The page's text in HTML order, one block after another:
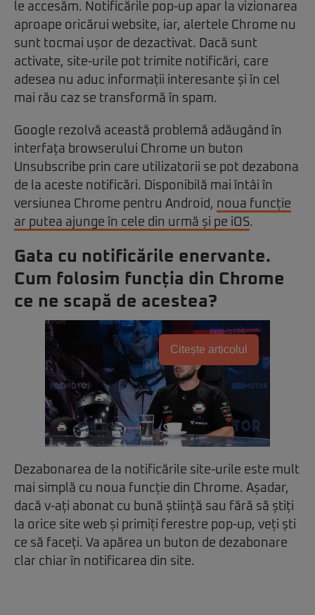
le accesăm. Notificările pop-up apar la vizionarea
aproape oricărui website, iar, alertele Chrome nu
sunt tocmai ușor de dezactivat. Dacă sunt
activate, site-urile pot trimite notificări, care
adesea nu aduc informații interesante și în cel
mai rău caz se transformă în spam.
Google rezolvă această problemă adăugând în
interfața browserului Chrome un buton
Unsubscribe prin care utilizatorii se pot dezabona
de la aceste notificări. Disponibilă mai întâi în
versiunea Chrome pentru Android, noua funcție
ar putea ajunge în cele din urmă și pe iOS.
Gata cu notificările enervante.
Cum folosim funcția din Chrome
ce ne scapă de acestea?
Citește articolul
Dezabonarea de la notificările site-urile este mult
mai simplă cu noua funcție din Chrome. Așadar,
dacă v-ați abonat cu bună știință sau fără să știți
la orice site web și primiți ferestre pop-up, veți ști
ce să faceți. Va apărea un buton de dezabonare
clar chiar în notificarea din site.